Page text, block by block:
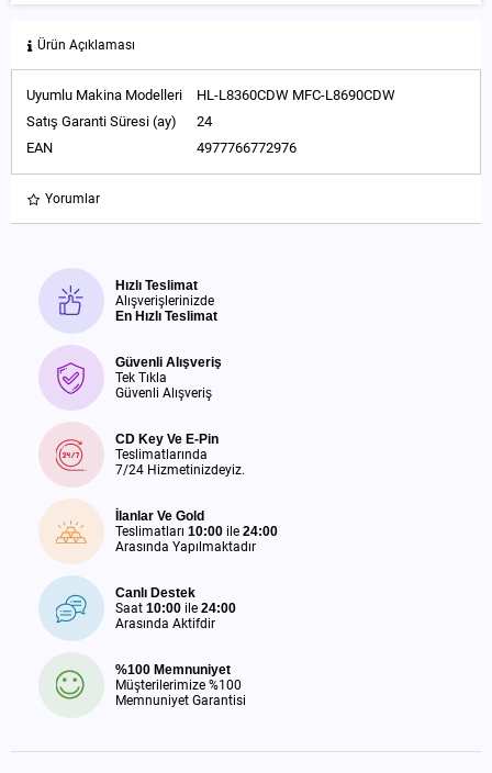
Ürün Açıklaması
Uyumlu Makina Modelleri
HL-L8360CDW MFC-L8690CDW
Satış Garanti Süresi (ay)
24
EAN
4977766772976
Yorumlar
Hızlı Teslimat
Alışverişlerinizde
En Hızlı Teslimat
Güvenli Alışveriş
Tek Tıkla
Güvenli Alışveriş
CD Key Ve E-Pin
Teslimatlarında
7/24 Hizmetinizdeyiz.
İlanlar Ve Gold
Teslimatları 10:00 ile 24:00
Arasında Yapılmaktadır
Canlı Destek
Saat 10:00 ile 24:00
Arasında Aktifdir
%100 Memnuniyet
Müşterilerimize %100
Memnuniyet Garantisi